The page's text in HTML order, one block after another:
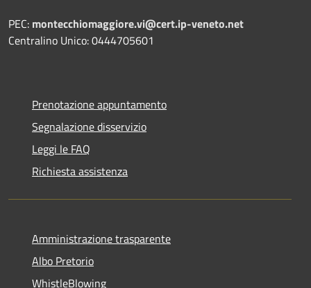
PEC: montecchiomaggiore.vi@cert.ip-veneto.net
Centralino Unico: 0444705601
Prenotazione appuntamento
Segnalazione disservizio
Leggi le FAQ
Richiesta assistenza
Amministrazione trasparente
Albo Pretorio
WhistleBlowing